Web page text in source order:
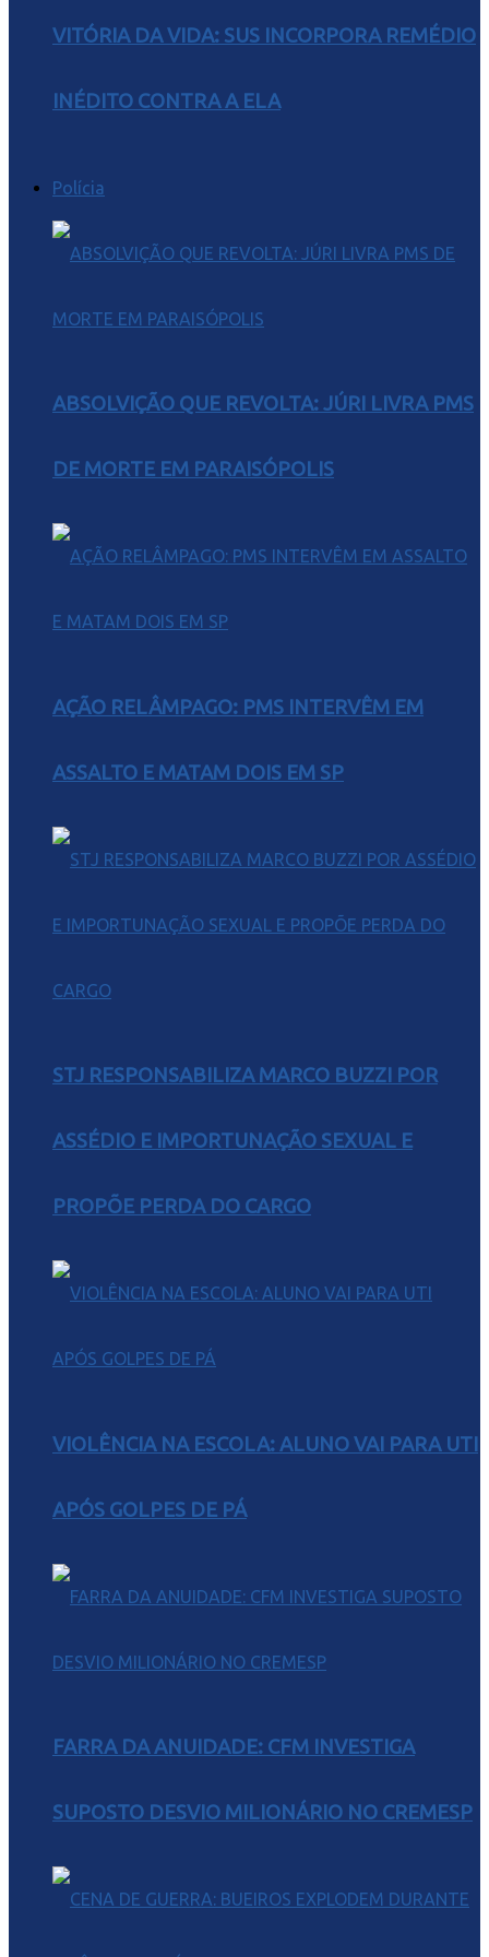
VITÓRIA DA VIDA: SUS INCORPORA REMÉDIO
INÉDITO CONTRA A ELA
Polícia
ABSOLVIÇÃO QUE REVOLTA: JÚRI LIVRA PMS
DE MORTE EM PARAISÓPOLIS
AÇÃO RELÂMPAGO: PMS INTERVÊM EM
ASSALTO E MATAM DOIS EM SP
STJ RESPONSABILIZA MARCO BUZZI POR
ASSÉDIO E IMPORTUNAÇÃO SEXUAL E
PROPÕE PERDA DO CARGO
VIOLÊNCIA NA ESCOLA: ALUNO VAI PARA UTI
APÓS GOLPES DE PÁ
FARRA DA ANUIDADE: CFM INVESTIGA
SUPOSTO DESVIO MILIONÁRIO NO CREMESP